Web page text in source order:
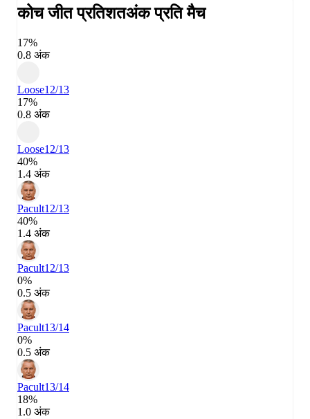
कोच जीत प्रतिशतअंक प्रति मैच
17%
0.8 अंक
Loose12/13
17%
0.8 अंक
Loose12/13
40%
1.4 अंक
Pacult12/13
40%
1.4 अंक
Pacult12/13
0%
0.5 अंक
Pacult13/14
0%
0.5 अंक
Pacult13/14
18%
1.0 अंक